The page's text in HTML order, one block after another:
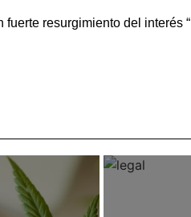
resurgimiento del interés